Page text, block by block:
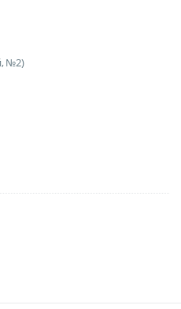
Чемпионата по
среди юношей
(U-15)
№2)